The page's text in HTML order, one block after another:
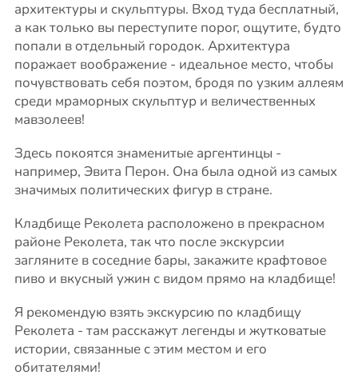
архитектуры и скульптуры. Вход туда бесплатный,
а как только вы переступите порог, ощутите, будто
попали в отдельный городок. Архитектура
поражает воображение - идеальное место, чтобы
почувствовать себя поэтом, бродя по узким аллеям
среди мраморных скульптур и величественных
мавзолеев!
Здесь покоятся знаменитые аргентинцы -
например, Эвита Перон. Она была одной из самых
значимых политических фигур в стране.
Кладбище Реколета расположено в прекрасном
районе Реколета, так что после экскурсии
загляните в соседние бары, закажите крафтовое
пиво и вкусный ужин с видом прямо на кладбище!
Я рекомендую взять экскурсию по кладбищу
Реколета - там расскажут легенды и жутковатые
истории, связанные с этим местом и его
обитателями!